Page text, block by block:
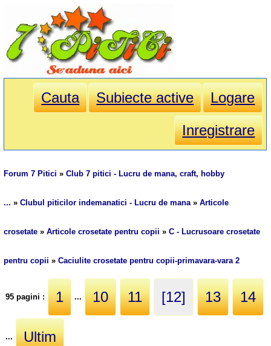
Cauta Subiecte active
Logare
Inregistrare
Forum 7 Pitici »Club 7 pitici - Lucru de mana, craft, hobby
... »Clubul piticilor indemanatici - Lucru de mana»Articole
crosetate »Articole crosetate pentru copii »C - Lucrusoare crosetate
pentru copii »Caciulite crosetate pentru copii-primavara-vara 2
95 pagini : 1 ... 10 11 [12] 13 14
... Ultim